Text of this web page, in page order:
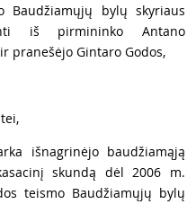
Baudžiamųjų bylų skyriaus
iš pirmininko Antano
pranešėjo Gintaro Godos,
išnagrinėjo baudžiamąją
skundą dėl 2006 m.
teismo Baudžiamųjų bylų